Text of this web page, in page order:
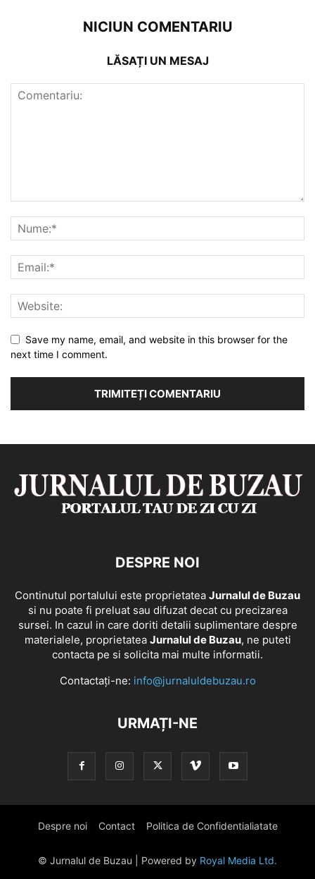
NICIUN COMENTARIU
LĂSAȚI UN MESAJ
Save my name, email, and website in this browser for the
next time I comment.
DESPRE NOI
Continutul portalului este proprietatea Jurnalul de Buzau
si nu poate fi preluat sau difuzat decat cu precizarea
sursei. In cazul in care doriti detalii suplimentare despre
materialele, proprietatea Jurnalul de Buzau, ne puteti
contacta pe si solicita mai multe informatii.
Contactați-ne: info@jurnaluldebuzau.ro
URMAȚI-NE
Despre noi Contact Politica de Confidentialiatate
© Jurnalul de Buzau | Powered by Royal Media Ltd.